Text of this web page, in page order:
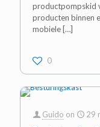
productpompskid
producten binnen
mobiele […]
0
Guido on
29